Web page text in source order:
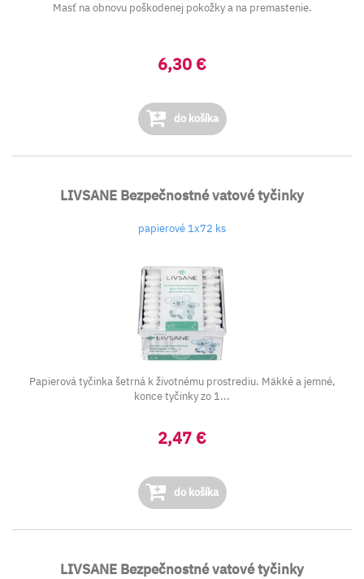
Masť na obnovu poškodenej pokožky a na premastenie.
6,30 €
do košíka
LIVSANE Bezpečnostné vatové tyčinky
papierové 1x72 ks
Papierová tyčinka šetrná k životnému prostrediu. Mäkké a jemné,
konce tyčinky zo 1...
2,47 €
do košíka
LIVSANE Bezpečnostné vatové tyčinky